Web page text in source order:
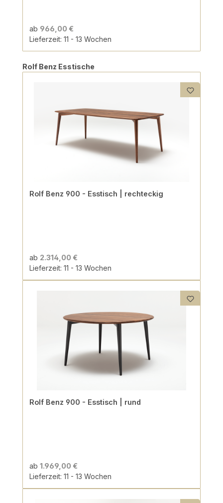
ab 966,00 €
Lieferzeit: 11 - 13 Wochen
Produktgalerie überspringen
Rolf Benz Esstische
Rolf Benz 900 - Esstisch | rechteckig
ab 2.314,00 €
Lieferzeit: 11 - 13 Wochen
Rolf Benz 900 - Esstisch | rund
ab 1.969,00 €
Lieferzeit: 11 - 13 Wochen